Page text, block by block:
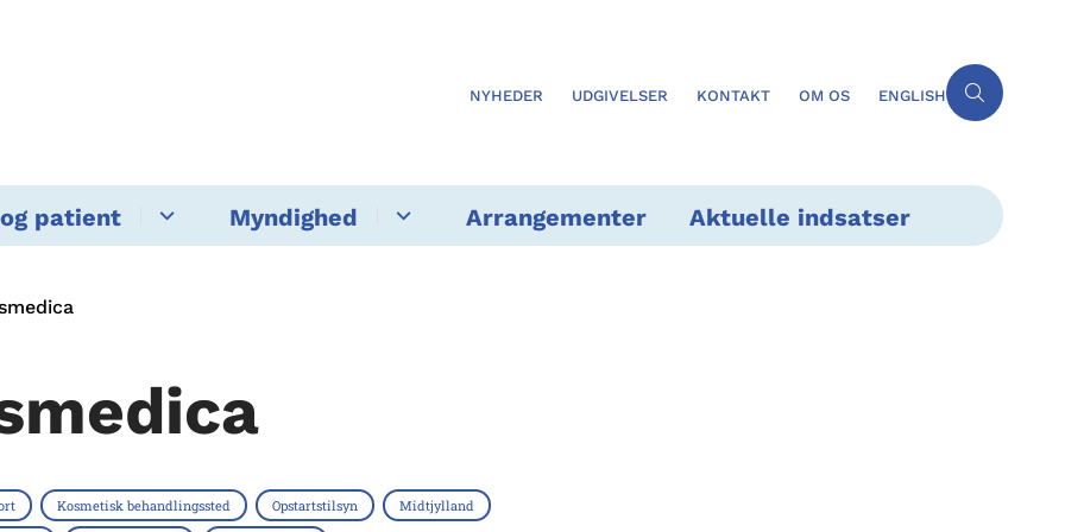
NYHEDER UDGIVELSER KONTAKT OM OS ENGLISH
patient Myndighed Arrangementer Aktuelle indsatser
Kosmetisk behandlingssted Opstartstilsyn Midtjylland